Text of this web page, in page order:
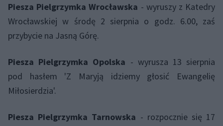
Piesza Pielgrzymka Wrocławska - wyruszy z Katedry
Wrocławskiej w środę 2 sierpnia o godz. 6.00, zaś
przybycie na Jasną Górę.
Piesza Pielgrzymka Opolska - wyrusza 13 sierpnia
pod hasłem 'Z Maryją idziemy głosić Ewangelię
Miłosierdzia'.
Piesza Pielgrzymka Tarnowska - rozpocznie się 17